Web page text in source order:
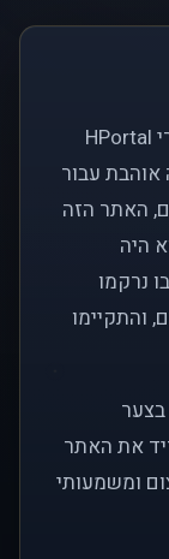
לפני כמעט שני עשורים, פתחנו את שערי HPortal
אוהבת עבור
האתר הזה
היה
נרקמו
והתקיימו
את האתר
ומשמעותי